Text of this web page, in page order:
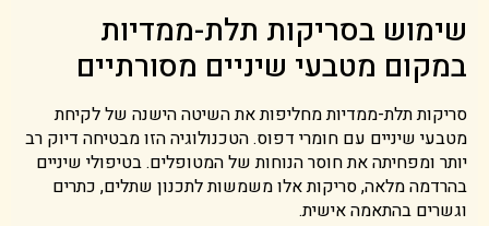
שימוש בסריקות תלת-ממדיות
במקום מטבעי שיניים מסורתיים
סריקות תלת-ממדיות מחליפות את השיטה הישנה של לקיחת
מטבעי שיניים עם חומרי דפוס. הטכנולוגיה הזו מבטיחה דיוק רב
יותר ומפחיתה את חוסר הנוחות של המטופלים. בטיפולי שיניים
בהרדמה מלאה, סריקות אלו משמשות לתכנון שתלים, כתרים
וגשרים בהתאמה אישית.